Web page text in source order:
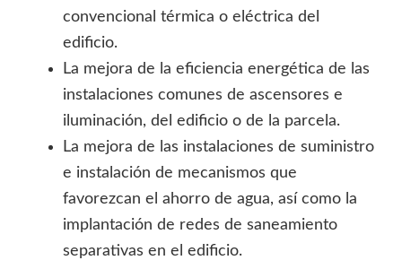
convencional térmica o eléctrica del
edificio.
La mejora de la eficiencia energética de las
instalaciones comunes de ascensores e
iluminación, del edificio o de la parcela.
La mejora de las instalaciones de suministro
e instalación de mecanismos que
favorezcan el ahorro de agua, así como la
implantación de redes de saneamiento
separativas en el edificio.